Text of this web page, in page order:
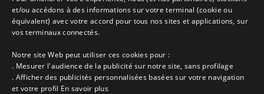
Les descriptions et photos contenues dans le site Armor-vacances sont sous
la responsabilité des propriétaires, ces informations sont indicatives et non
contractuelles. Les données sont protégées par copyright Armor-vacances.
Armor-vacances n'est pas un organisme et ne touche aucune commission
sur les locations, c'est simplement un annuaire d'hébergements de
vacances en Bretagne, un service de petites annonces de location DE
PARTICULIER A PARTICULIER.
et/ou accédons à des informations sur votre terminal (cookie ou
équivalent) avec votre accord pour tous nos sites et applications, sur
vos terminaux connectés.
Notre site Web peut utiliser ces cookies pour :
. Mesurer l'audience de la publicité sur notre site, sans profilage
. Afficher des publicités personnalisées basées sur votre navigation
et votre profil En savoir plus